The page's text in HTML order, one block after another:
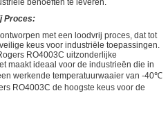
behoeften te leveren.
Proces:
met een loodvrij proces, dat tot
keus voor industriële toepassingen.
RO4003C uitzonderlijke
maakt ideaal voor de industrieën die in
werkende temperatuurwaaier van -40℃
RO4003C de hoogste keus voor de